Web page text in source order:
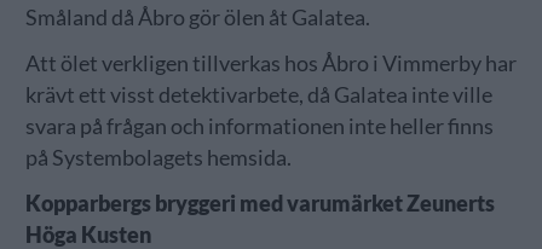
Småland då Åbro gör ölen åt Galatea.
Att ölet verkligen tillverkas hos Åbro i Vimmerby har
krävt ett visst detektivarbete, då Galatea inte ville
svara på frågan och informationen inte heller finns
på Systembolagets hemsida.
Kopparbergs bryggeri med varumärket Zeunerts
Höga Kusten